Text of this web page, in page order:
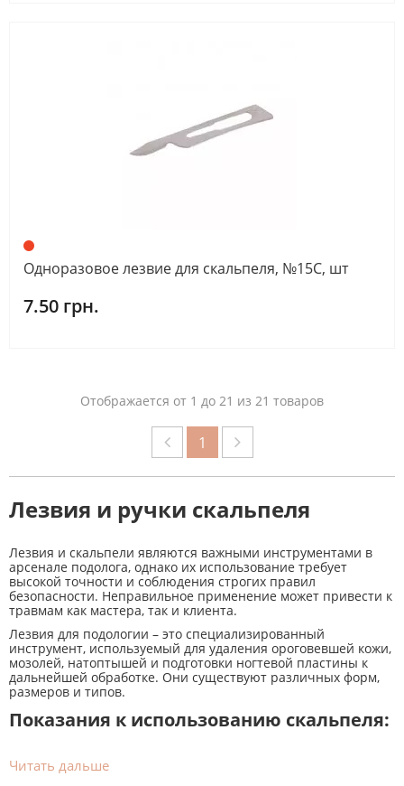
Одноразовое лезвие для скальпеля, №15С, шт
7.50 грн.
Отображается от 1 до 21 из 21 товаров
1
Лезвия и ручки скальпеля
Лезвия и скальпели являются важными инструментами в
арсенале подолога, однако их использование требует
высокой точности и соблюдения строгих правил
безопасности. Неправильное применение может привести к
травмам как мастера, так и клиента.
Лезвия для подологии – это специализированный
инструмент, используемый для удаления ороговевшей кожи,
мозолей, натоптышей и подготовки ногтевой пластины к
дальнейшей обработке. Они существуют различных форм,
размеров и типов.
Показания к использованию скальпеля:
Удаление мозолей и натоптышей
Обработка вросшего ногтя
Читать дальше